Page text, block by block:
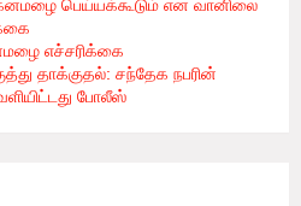
கனமழை பெய்யக்கூடும் என வானிலை
எச்சரிக்கை
தாக்குதல்: சந்தேக நபரின்
போலீஸ்- 8/1/2026